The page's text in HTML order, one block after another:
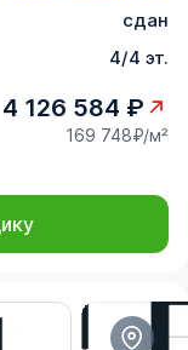
сдан
4/4 эт.
4 126 584 ₽
169 748₽/м²